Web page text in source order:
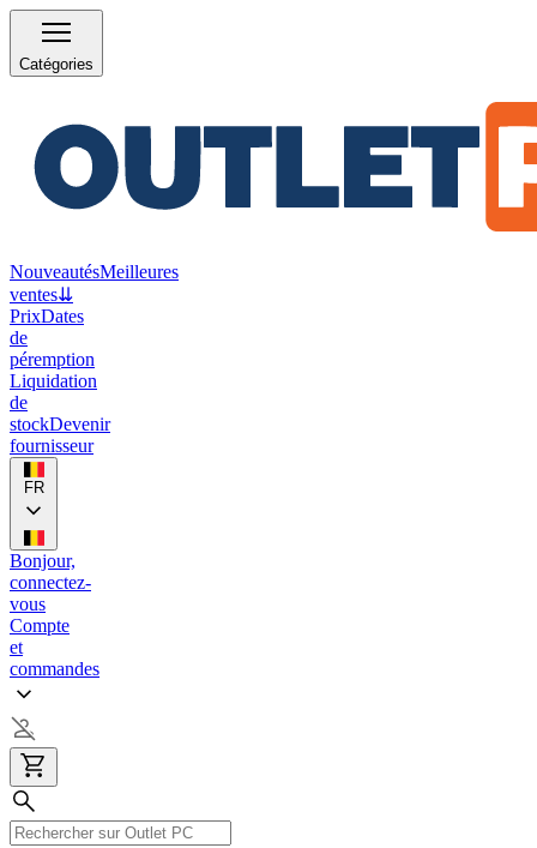
Catégories
NouveautésMeilleures
ventes⇊
PrixDates
de
péremption
Liquidation
de
stockDevenir
fournisseur
FR
Bonjour,
connectez-
vous
Compte
et
commandes